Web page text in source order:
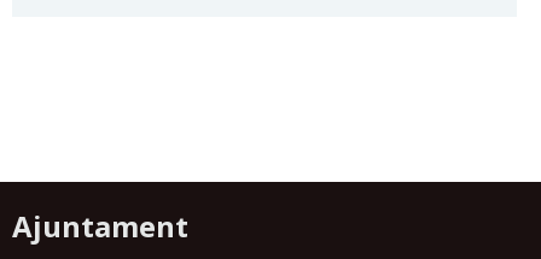
Ajuntament